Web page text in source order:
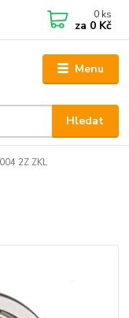
Menu
Hledat
0 ks
za 0 Kč
2Z ZKL